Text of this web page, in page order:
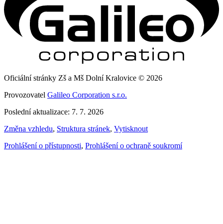
Oficiální stránky Zš a Mš Dolní Kralovice © 2026
Provozovatel Galileo Corporation s.r.o.
Poslední aktualizace: 7. 7. 2026
Změna vzhledu, Struktura stránek, Vytisknout
Prohlášení o přístupnosti, Prohlášení o ochraně soukromí